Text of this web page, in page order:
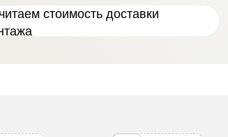
стоимость доставки